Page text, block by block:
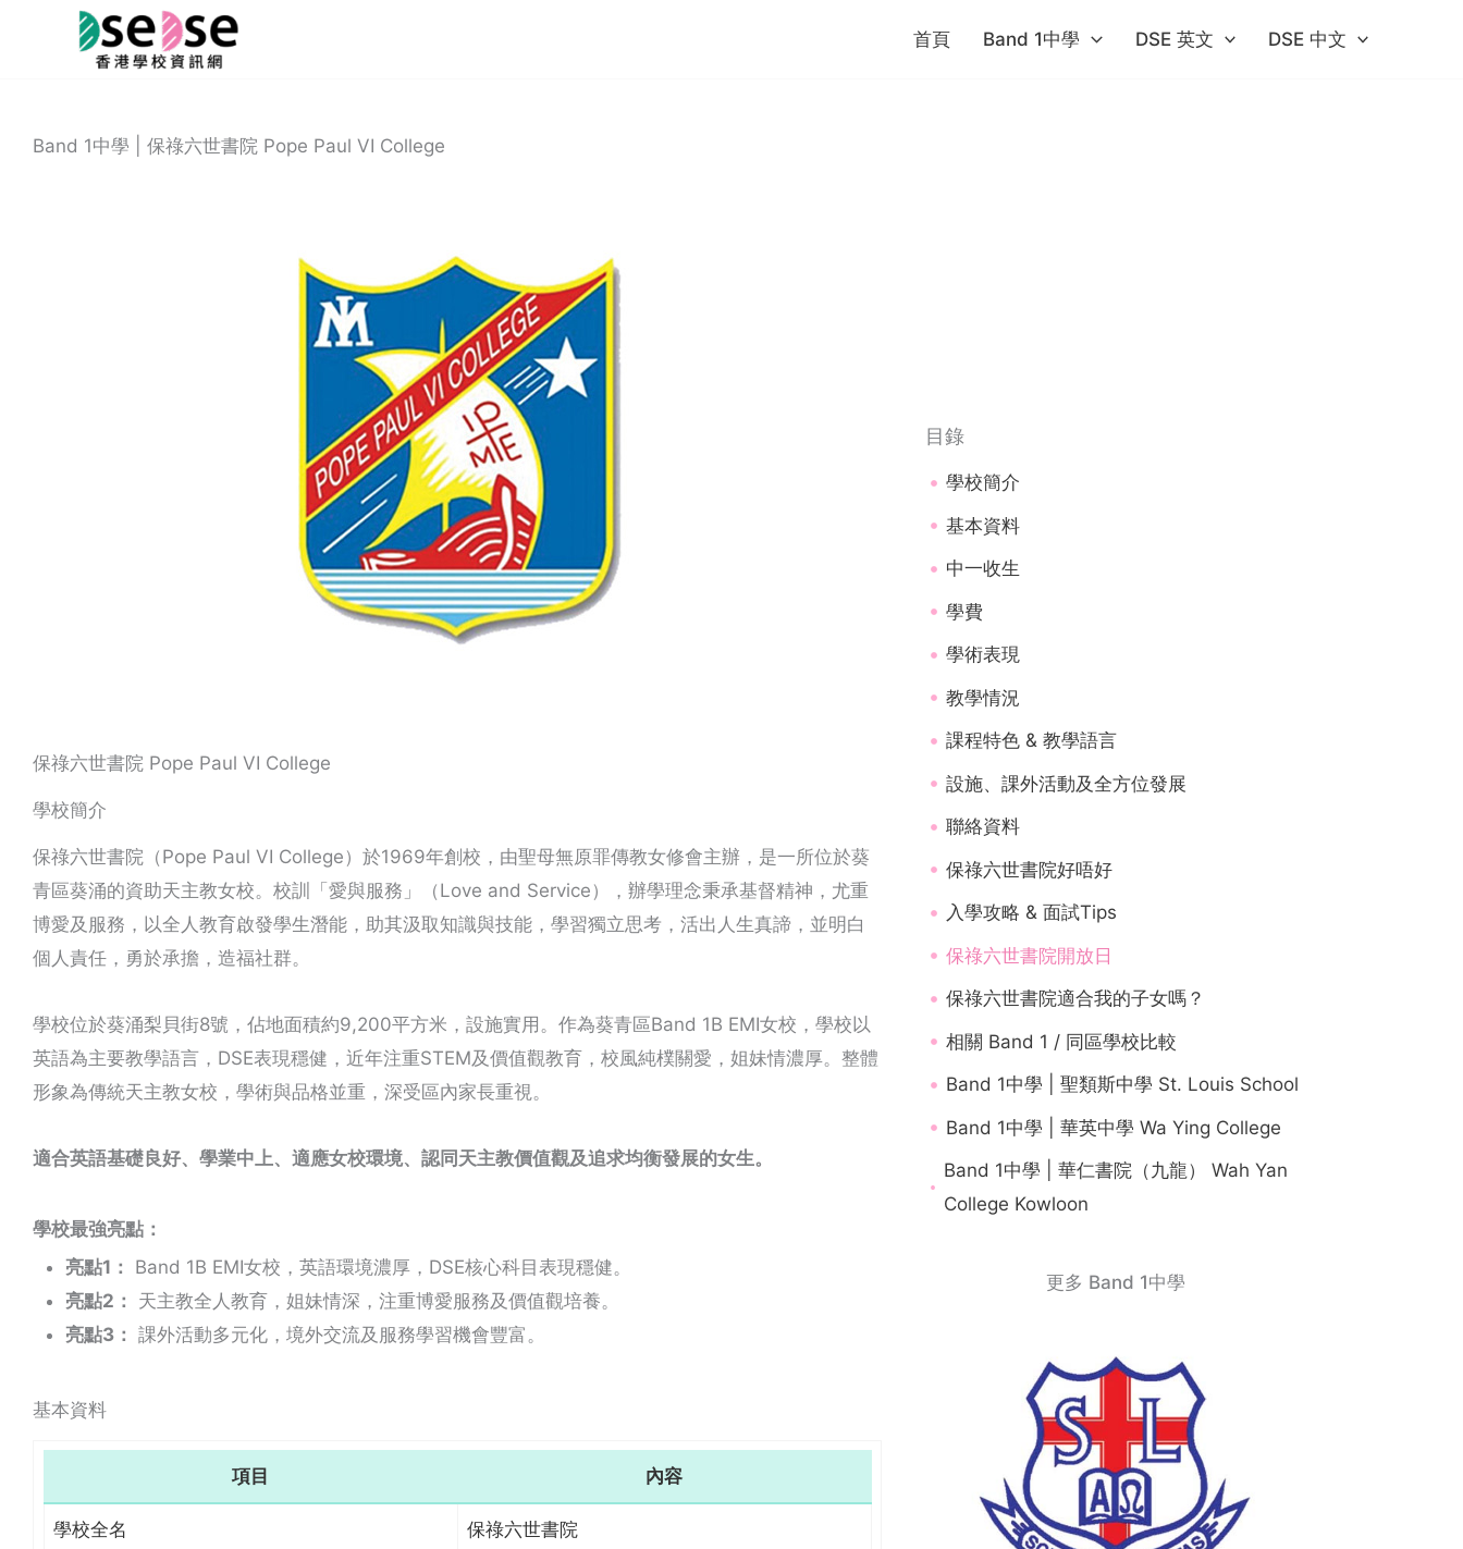
首頁 Band 1中學​ DSE 英文 DSE 中文
Band 1中學 | 保祿六世書院 Pope Paul VI College
保祿六世書院 Pope Paul VI College
學校簡介
保祿六世書院（Pope Paul VI College）於1969年創校，由聖母無原罪傳教女修會主辦，是一所位於葵
青區葵涌的資助天主教女校。校訓「愛與服務」（Love and Service），辦學理念秉承基督精神，尤重
博愛及服務，以全人教育啟發學生潛能，助其汲取知識與技能，學習獨立思考，活出人生真諦，並明白
個人責任，勇於承擔，造福社群。
學校位於葵涌梨貝街8號，佔地面積約9,200平方米，設施實用。作為葵青區Band 1B EMI女校，學校以
英語為主要教學語言，DSE表現穩健，近年注重STEM及價值觀教育，校風純樸關愛，姐妹情濃厚。整體
形象為傳統天主教女校，學術與品格並重，深受區內家長重視。
適合英語基礎良好、學業中上、適應女校環境、認同天主教價值觀及追求均衡發展的女生。
學校最強亮點：
亮點1：
Band 1B EMI女校，英語環境濃厚，DSE核心科目表現穩健。
亮點2：
天主教全人教育，姐妹情深，注重博愛服務及價值觀培養。
亮點3： 課外活動多元化，境外交流及服務學習機會豐富。
基本資料
項目 內容
學校全名 保祿六世書院
目錄
學校簡介
基本資料
中一收生
學費
學術表現
教學情況
課程特色 & 教學語言
設施、課外活動及全方位發展
聯絡資料
保祿六世書院好唔好
入學攻略 & 面試Tips
保祿六世書院開放日
保祿六世書院適合我的子女嗎？
相關 Band 1 / 同區學校比較
Band 1中學 | 聖類斯中學 St. Louis School
Band 1中學 | 華英中學 Wa Ying College
Band 1中學 | 華仁書院（九龍） Wah Yan
College Kowloon
更多 Band 1中學